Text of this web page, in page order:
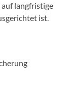
langfristige
ist.